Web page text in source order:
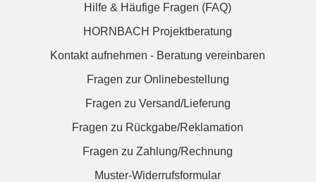
Hilfe & Häufige Fragen (FAQ)
HORNBACH Projektberatung
Kontakt aufnehmen - Beratung vereinbaren
Fragen zur Onlinebestellung
Fragen zu Versand/Lieferung
Fragen zu Rückgabe/Reklamation
Fragen zu Zahlung/Rechnung
Muster-Widerrufsformular